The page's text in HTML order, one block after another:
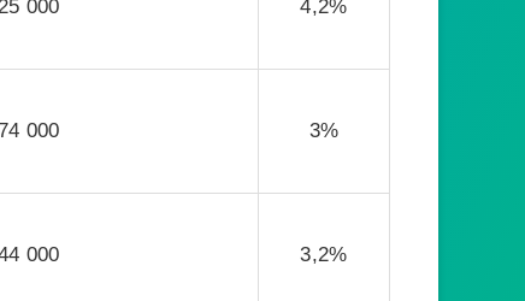
000 4,2%
000 3%
000 3,2%